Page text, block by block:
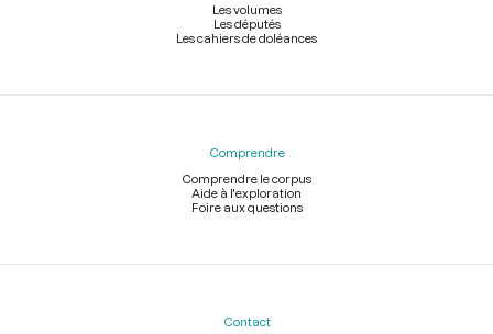
Les volumes
Les députés
Les cahiers de doléances
Comprendre
Comprendre le corpus
Aide à l'exploration
Foire aux questions
Contact